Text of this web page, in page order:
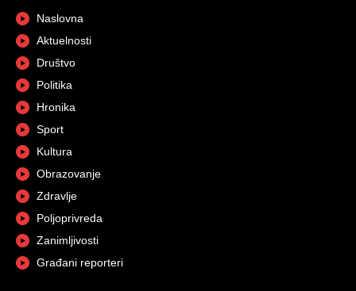
Naslovna
Aktuelnosti
Društvo
Politika
Hronika
Sport
Kultura
Obrazovanje
Zdravlje
Poljoprivreda
Zanimljivosti
Građani reporteri